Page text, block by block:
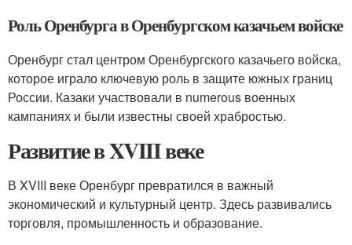
Роль Оренбурга в Оренбургском казачьем войске
Оренбург стал центром Оренбургского казачьего войска,
которое играло ключевую роль в защите южных границ
России. Казаки участвовали в numerous военных
кампаниях и были известны своей храбростью.
Развитие в XVIII веке
В XVIII веке Оренбург превратился в важный
экономический и культурный центр. Здесь развивались
торговля, промышленность и образование.